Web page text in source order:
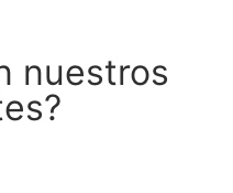
nuestros